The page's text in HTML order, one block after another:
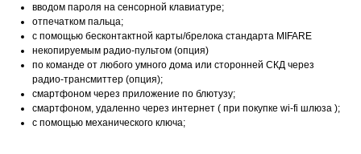
вводом пароля на сенсорной клавиатуре;
отпечатком пальца;
с помощью бесконтактной карты/брелока стандарта MIFARE
некопируемым радио-пультом (опция)
по команде от любого умного дома или сторонней СКД через
радио-трансмиттер (опция);
смартфоном через приложение по блютузу;
смартфоном, удаленно через интернет ( при покупке wi-fi шлюза );
с помощью механического ключа;